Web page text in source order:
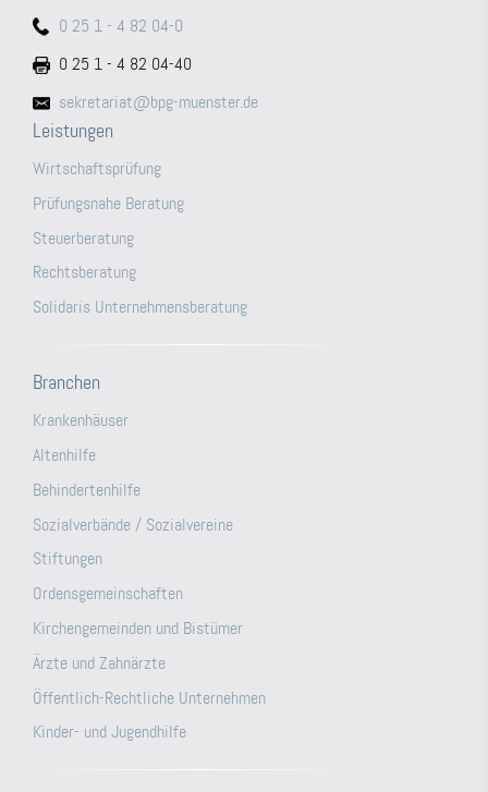
0 25 1 - 4 82 04-0
0 25 1 - 4 82 04-40
sekretariat@bpg-muenster.de
Leistungen
Wirtschaftsprüfung
Prüfungsnahe Beratung
Steuerberatung
Rechtsberatung
Solidaris Unternehmensberatung
Branchen
Krankenhäuser
Altenhilfe
Behindertenhilfe
Sozialverbände / Sozialvereine
Stiftungen
Ordensgemeinschaften
Kirchengemeinden und Bistümer
Ärzte und Zahnärzte
Öffentlich-Rechtliche Unternehmen
Kinder- und Jugendhilfe